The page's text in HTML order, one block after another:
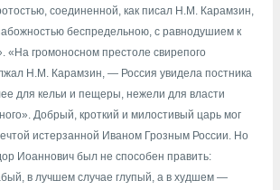
соединенной, как писал Н.М. Карамзин,
беспредельною, с равнодушием к
«На громоносном престоле свирепого
Н.М. Карамзин, — Россия увидела постника
для кельи и пещеры, нежели для власти
Добрый, кроткий и милостивый царь мог
истерзанной Иваном Грозным России. Но
Иоаннович был не способен править:
в лучшем случае глупый, а в худшем —